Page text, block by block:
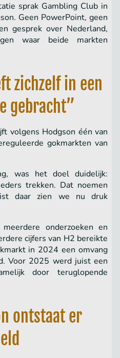
sprak Gambling Club in
Geen PowerPoint, geen
gesprek over Nederland,
waar beide markten
zichzelf in een
gebracht”
volgens Hodgson één van
gokmarkten van
was het doel duidelijk:
trekken. Dat noemen
daar zien we nu druk
onderzoeken en
cijfers van H2 bereikte
in 2024 een omvang
Voor 2025 werd juist een
door teruglopende
ontstaat er